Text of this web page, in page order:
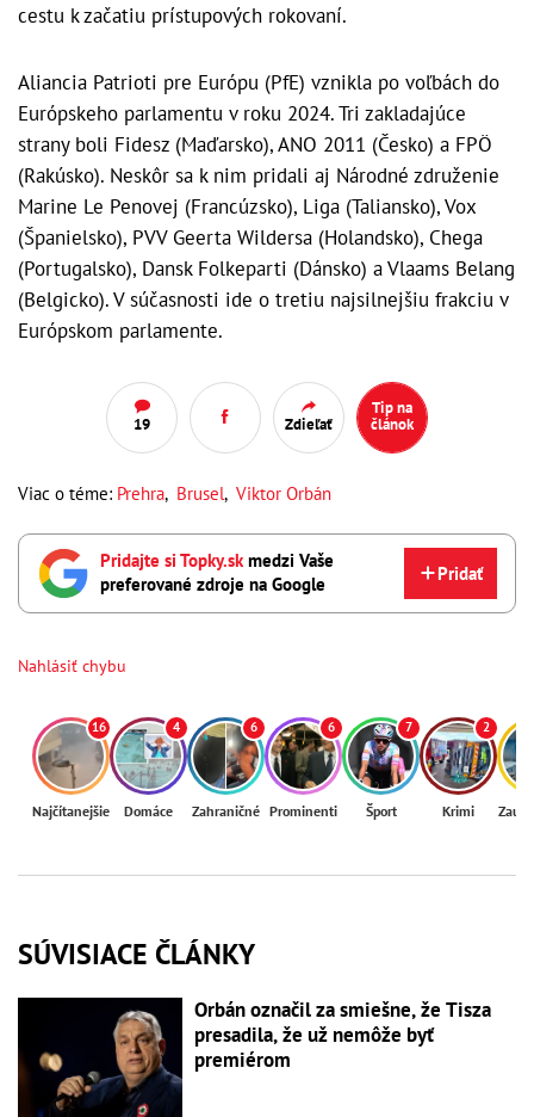
cestu k začatiu prístupových rokovaní.
Aliancia Patrioti pre Európu (PfE) vznikla po voľbách do
Európskeho parlamentu v roku 2024. Tri zakladajúce
strany boli Fidesz (Maďarsko), ANO 2011 (Česko) a FPÖ
(Rakúsko). Neskôr sa k nim pridali aj Národné združenie
Marine Le Penovej (Francúzsko), Liga (Taliansko), Vox
(Španielsko), PVV Geerta Wildersa (Holandsko), Chega
(Portugalsko), Dansk Folkeparti (Dánsko) a Vlaams Belang
(Belgicko). V súčasnosti ide o tretiu najsilnejšiu frakciu v
Európskom parlamente.
19 Zdieľať
Tip na
článok
Viac o téme: Prehra, Brusel, Viktor Orbán
Pridajte si Topky.skmedzi Vaše
preferované zdroje na Google
Pridať
Nahlásiť chybu
16
Najčítanejšie
4
Domáce
6
Zahraničné
6
Prominenti
7
Šport
2
Krimi
SÚVISIACE ČLÁNKY
Orbán označil za smiešne, že Tisza
presadila, že už nemôže byť
premiérom